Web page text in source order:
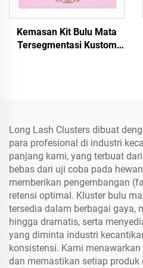
Kemasan Kit Bulu Mata
Tersegmentasi Kustom
Long Lash Clusters dibuat
para profesional di industri
panjang kami, yang terbuat
bebas dari uji coba pada
memberikan pengembangan
retensi optimal. Kluster bulu
tersedia dalam berbagai gaya,
hingga dramatis, serta
yang diminta industri
konsistensi. Kami
dan memastikan setiap